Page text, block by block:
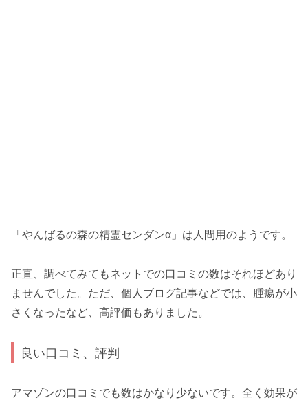
「やんばるの森の精霊センダンα」は人間用のようです。
正直、調べてみてもネットでの口コミの数はそれほどあり
ませんでした。ただ、個人ブログ記事などでは、腫瘍が小
さくなったなど、高評価もありました。
良い口コミ、評判
アマゾンの口コミでも数はかなり少ないです。全く効果が